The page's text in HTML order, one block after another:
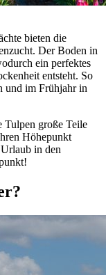
bieten die
Der Boden in
ein perfektes
entsteht. So
und im Frühjahr in
große Teile
Höhepunkt
in den